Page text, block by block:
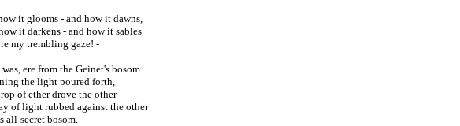
it glooms - and how it dawns,
it darkens - and how it sables
my trembling gaze! -
ere from the Geinet's bosom
the light poured forth,
of ether drove the other
of light rubbed against the other
all-secret bosom.